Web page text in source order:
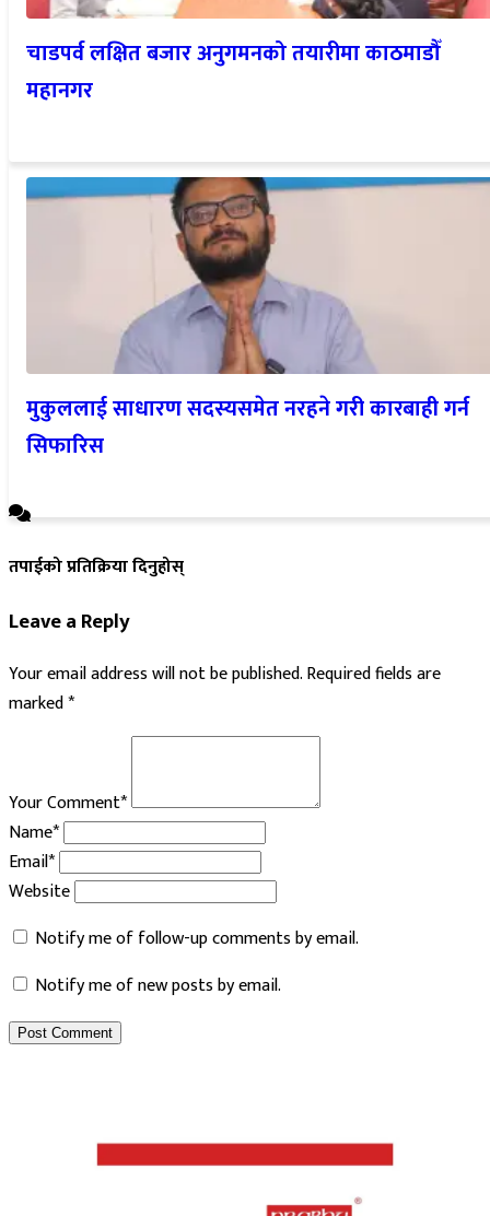
चाडपर्व लक्षित बजार अनुगमनको तयारीमा काठमाडौँ
महानगर
मुकुललाई साधारण सदस्यसमेत नरहने गरी कारबाही गर्न
सिफारिस
तपाईको प्रतिक्रिया दिनुहोस्
Leave a Reply
Your email address will not be published.Required fields are
marked*
Your Comment*
Name*
Email*
Website
Notify me of follow-up comments by email.
Notify me of new posts by email.